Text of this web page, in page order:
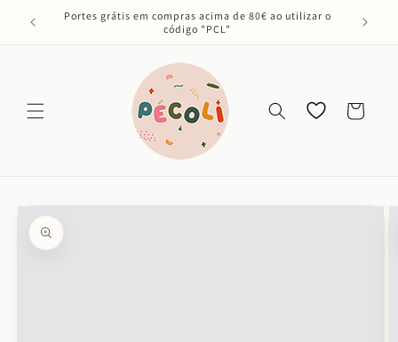
para o
Portes grátis em compras acima de 80€ ao utilizar o
código "PCL"
Os meus
favoritos
Carrinho
informação
do produto